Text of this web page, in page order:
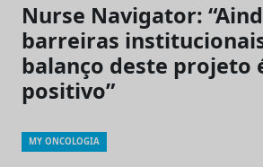
Nurse Navigator:
barreiras
balanço deste projeto
positivo”
MY ONCOLOGIA